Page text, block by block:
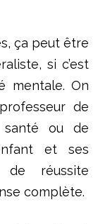
ça peut être
si c’est
mentale. On
de
santé ou de
et ses
réussite
complète.